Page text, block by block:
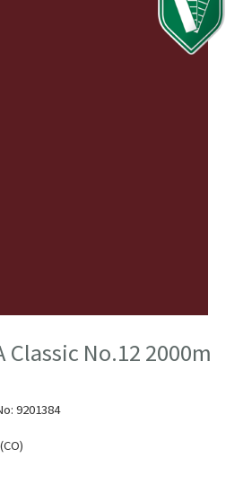
Classic No.12 2000m
9201384